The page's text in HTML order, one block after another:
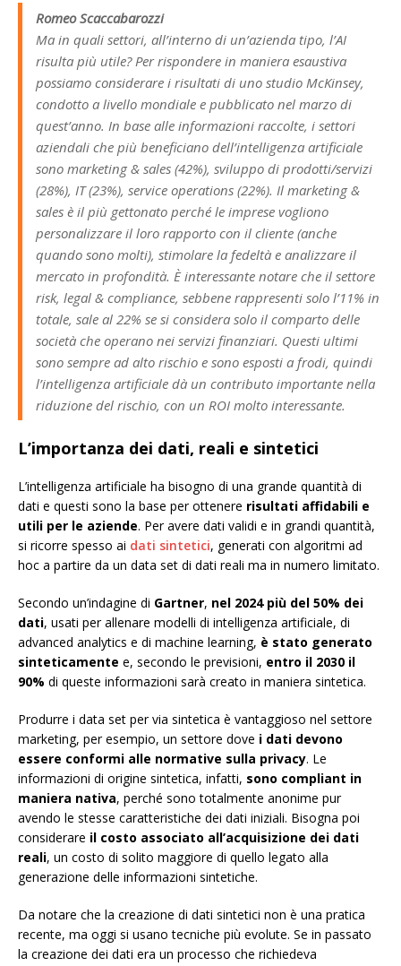
Romeo Scaccabarozzi
Ma in quali settori, all’interno di un’azienda tipo, l’AI
risulta più utile? Per rispondere in maniera esaustiva
possiamo considerare i risultati di uno studio McKinsey,
condotto a livello mondiale e pubblicato nel marzo di
quest’anno. In base alle informazioni raccolte, i settori
aziendali che più beneficiano dell’intelligenza artificiale
sono marketing & sales (42%), sviluppo di prodotti/servizi
(28%), IT (23%), service operations (22%). Il marketing &
sales è il più gettonato perché le imprese vogliono
personalizzare il loro rapporto con il cliente (anche
quando sono molti), stimolare la fedeltà e analizzare il
mercato in profondità. È interessante notare che il settore
risk, legal & compliance, sebbene rappresenti solo l’11% in
totale, sale al 22% se si considera solo il comparto delle
società che operano nei servizi finanziari. Questi ultimi
sono sempre ad alto rischio e sono esposti a frodi, quindi
l’intelligenza artificiale dà un contributo importante nella
riduzione del rischio, con un ROI molto interessante.
L’importanza dei dati, reali e sintetici
L’intelligenza artificiale ha bisogno di una grande quantità di
dati e questi sono la base per ottenere risultati affidabili e
utili per le aziende. Per avere dati validi e in grandi quantità,
si ricorre spesso ai dati sintetici, generati con algoritmi ad
hoc a partire da un data set di dati reali ma in numero limitato.
Secondo un’indagine di Gartner, nel 2024 più del 50% dei
dati, usati per allenare modelli di intelligenza artificiale, di
advanced analytics e di machine learning, è stato generato
sinteticamente e, secondo le previsioni, entro il 2030 il
90% di queste informazioni sarà creato in maniera sintetica.
Produrre i data set per via sintetica è vantaggioso nel settore
marketing, per esempio, un settore dove i dati devono
essere conformi alle normative sulla privacy. Le
informazioni di origine sintetica, infatti, sono compliant in
maniera nativa, perché sono totalmente anonime pur
avendo le stesse caratteristiche dei dati iniziali. Bisogna poi
considerare il costo associato all’acquisizione dei dati
reali, un costo di solito maggiore di quello legato alla
generazione delle informazioni sintetiche.
Da notare che la creazione di dati sintetici non è una pratica
recente, ma oggi si usano tecniche più evolute. Se in passato
la creazione dei dati era un processo che richiedeva